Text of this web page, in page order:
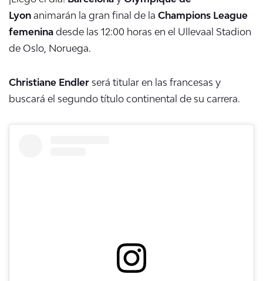
Lyon animarán la gran final de la Champions League
femenina desde las 12:00 horas en el Ullevaal Stadion
de Oslo, Noruega.
Christiane Endler será titular en las francesas y
buscará el segundo título continental de su carrera.